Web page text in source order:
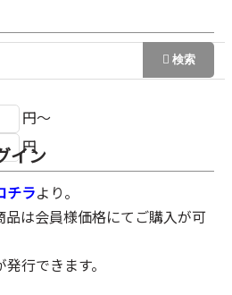
円～
円
イン
チラより。
は会員様価格にてご購入が可
行できます。